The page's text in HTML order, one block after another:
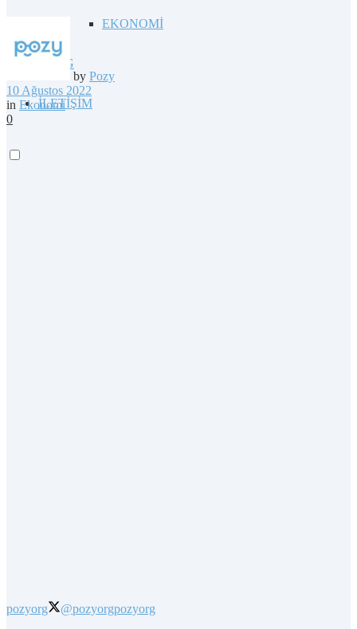
EKONOMİ
BLOG
İLETİŞİM
by Pozy
10 Ağustos 2022
in Ekonomi
0
pozyorg @pozyorgpozyorg